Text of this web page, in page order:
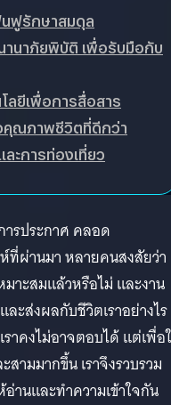
ฟูรักษาสมดุล
านาภัยพิบัติ เพื่อรับมือกับ
ลยีเพื่อการสื่อสาร
คุณภาพชีวิตที่ดีกว่า
ะการท่องเที่ยว
ารประกาศ คลอด
ที่ผ่านมา หลายคนสงสัยว่า
มาะสมแล้วหรือไม่ และงาน
ะส่งผลกับชีวิตเราอย่างไร
าคงไม่อาจตอบได้ แต่เพื่อ
ามมากขึ้น เราจึงรวบรวม
านและทำความเข้าใจกัน